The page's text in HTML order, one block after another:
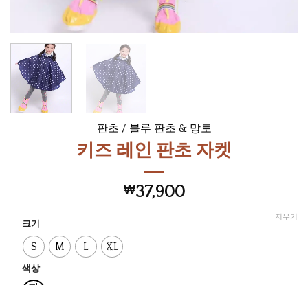
판초 / 블루 판초 & 망토
키즈 레인 판초 자켓
₩37,900
크기
S M L XL
색상
지우기